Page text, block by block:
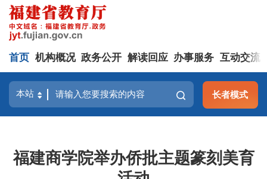
首页 机构概况 政务公开 解读回应 办事服务 互动交流
长者模式
福建商学院举办侨批主题篆刻美育